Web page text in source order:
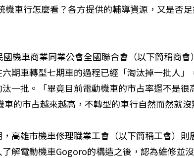
機車行怎麼看？各方提供的輔導資源，又是否
機車商業同業公會全國聯合會（以下簡稱商會
期車轉型七期車的過程已經「淘汰掉一批人」
一批。「畢竟目前電動機車的市占率還不是很
的市占越來越高，不轉型的車行自然而然就沒
高雄市機車修理職業工會（以下簡稱工會）則
解電動機車Gogoro的構造之後，認為維修並